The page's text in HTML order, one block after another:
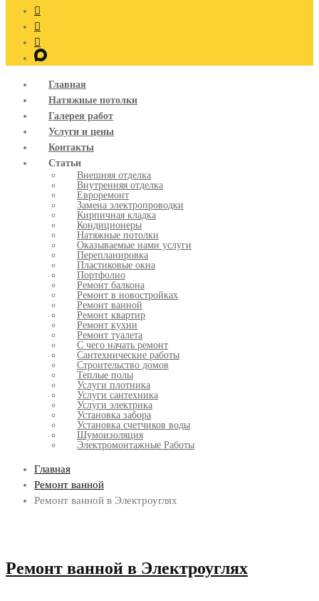
Главная
Натяжные потолки
Галерея работ
Услуги и цены
Контакты
Статьи
Внешняя отделка
Внутренняя отделка
Евроремонт
Замена электропроводки
Кирпичная кладка
Кондиционеры
Натяжные потолки
Оказываемые нами услуги
Перепланировка
Пластиковые окна
Портфолио
Ремонт балкона
Ремонт в новостройках
Ремонт ванной
Ремонт квартир
Ремонт кухни
Ремонт туалета
С чего начать ремонт
Сантехнические работы
Строительство домов
Теплые полы
Услуги плотника
Услуги сантехника
Услуги электрика
Установка забора
Установка счетчиков воды
Шумоизоляция
Электромонтажные Работы
Главная
Ремонт ванной
Ремонт ванной в Электроуглях
Ремонт ванной в Электроуглях